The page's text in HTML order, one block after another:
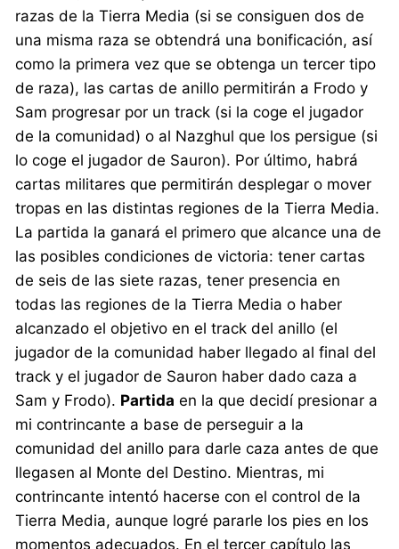
razas de la Tierra Media (si se consiguen dos de
una misma raza se obtendrá una bonificación, así
como la primera vez que se obtenga un tercer tipo
de raza), las cartas de anillo permitirán a Frodo y
Sam progresar por un track (si la coge el jugador
de la comunidad) o al Nazghul que los persigue (si
lo coge el jugador de Sauron). Por último, habrá
cartas militares que permitirán desplegar o mover
tropas en las distintas regiones de la Tierra Media.
La partida la ganará el primero que alcance una de
las posibles condiciones de victoria: tener cartas
de seis de las siete razas, tener presencia en
todas las regiones de la Tierra Media o haber
alcanzado el objetivo en el track del anillo (el
jugador de la comunidad haber llegado al final del
track y el jugador de Sauron haber dado caza a
Sam y Frodo). Partida en la que decidí presionar a
mi contrincante a base de perseguir a la
comunidad del anillo para darle caza antes de que
llegasen al Monte del Destino. Mientras, mi
contrincante intentó hacerse con el control de la
Tierra Media, aunque logré pararle los pies en los
momentos adecuados. En el tercer capítulo las